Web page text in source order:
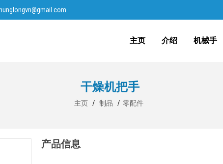
主页 介绍 机械手
干燥机把手
主页 / 制品 / 零配件
产品信息